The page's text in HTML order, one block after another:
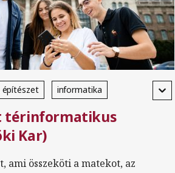
építészet
informatika
levelező
magyar
térinformatikus
Kar)
ami összeköti a matekot, az